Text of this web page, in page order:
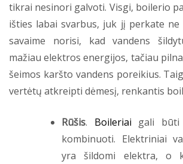
tikrai nesinori galvoti. Visgi, boilerio
išties labai svarbus, juk jį perkate ne
savaime norisi, kad vandens
mažiau elektros energijos, tačiau
šeimos karšto vandens poreikius.
vertėtų atkreipti dėmesį, renkantis
Rūšis. Boileriai gali būti
kombinuoti. Elektriniai
yra šildomi elektra, o